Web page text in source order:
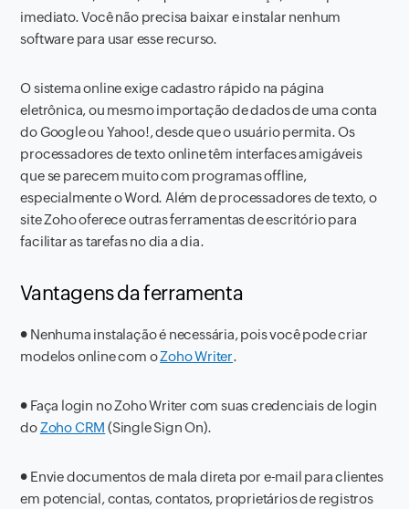
imediato. Você não precisa baixar e instalar nenhum
software para usar esse recurso.
O sistema online exige cadastro rápido na página
eletrônica, ou mesmo importação de dados de uma conta
do Google ou Yahoo!, desde que o usuário permita. Os
processadores de texto online têm interfaces amigáveis ​​
que se parecem muito com programas offline,
especialmente o Word. Além de processadores de texto, o
site Zoho oferece outras ferramentas de escritório para
facilitar as tarefas no dia a dia.
Vantagens da ferramenta
● Nenhuma instalação é necessária, pois você pode criar
modelos online com oZoho Writer.
● Faça login no Zoho Writer com suas credenciais de login
do Zoho CRM (Single Sign On).
● Envie documentos de mala direta por e-mail para clientes
em potencial, contas, contatos, proprietários de registros